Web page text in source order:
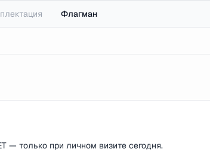
Флагман
только при личном визите сегодня.